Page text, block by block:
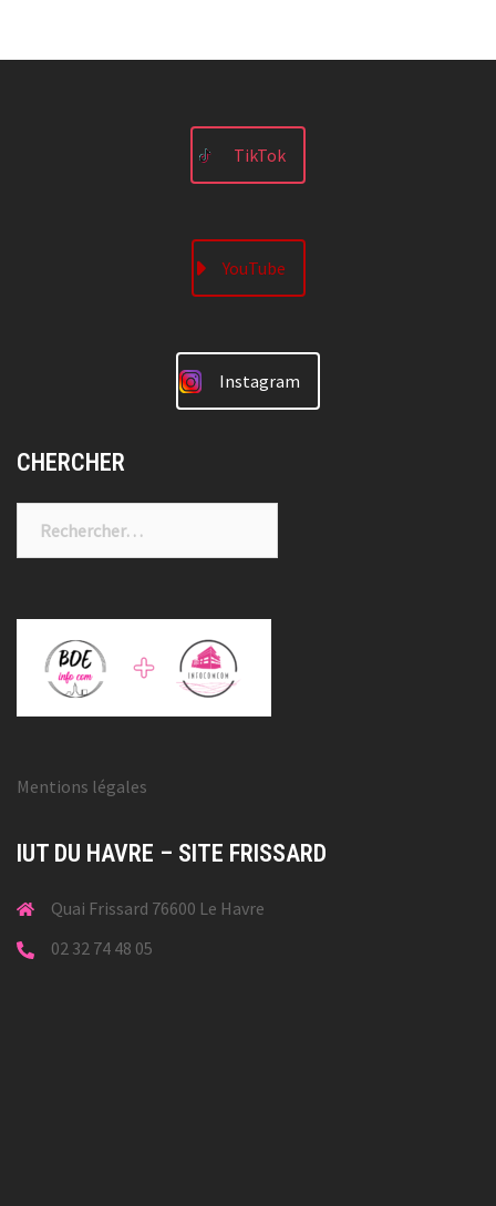
TikTok
YouTube
Instagram
CHERCHER
Mentions légales
IUT DU HAVRE – SITE FRISSARD
Quai Frissard 76600 Le Havre
02 32 74 48 05